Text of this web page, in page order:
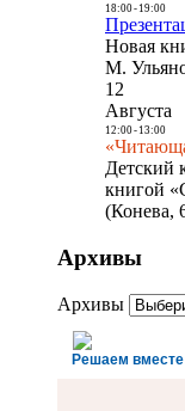
18:00- 19:00
Новая
М.
12
Августа
12:00- 13:00
Детский
книгой
(Конева,
Архивы
Архивы
Решаем вместе